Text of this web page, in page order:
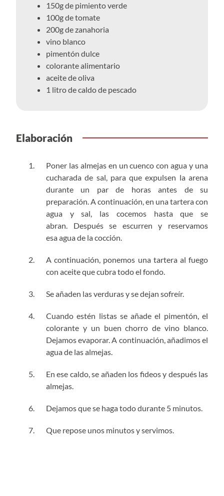
150g de pimiento verde
100g de tomate
200g de zanahoria
vino blanco
pimentón dulce
colorante alimentario
aceite de oliva
1 litro de caldo de pescado
Elaboración
Poner las almejas en un cuenco con agua y una
cucharada de sal, para que expulsen la arena
durante un par de horas antes de su
preparación. A continuación, en una tartera con
agua y sal, las cocemos hasta que se
abran. Después se escurren y reservamos
esa agua de la cocción.
A continuación, ponemos una tartera al fuego
con aceite que cubra todo el fondo.
Se añaden las verduras y se dejan sofreír.
Cuando estén listas se añade el pimentón, el
colorante y un buen chorro de vino blanco.
Dejamos evaporar. A continuación, añadimos el
agua de las almejas.
En ese caldo, se añaden los fideos y después las
almejas.
Dejamos que se haga todo durante 5 minutos.
Que repose unos minutos y servimos.